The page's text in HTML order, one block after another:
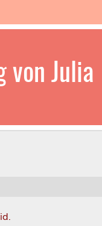
von Julia